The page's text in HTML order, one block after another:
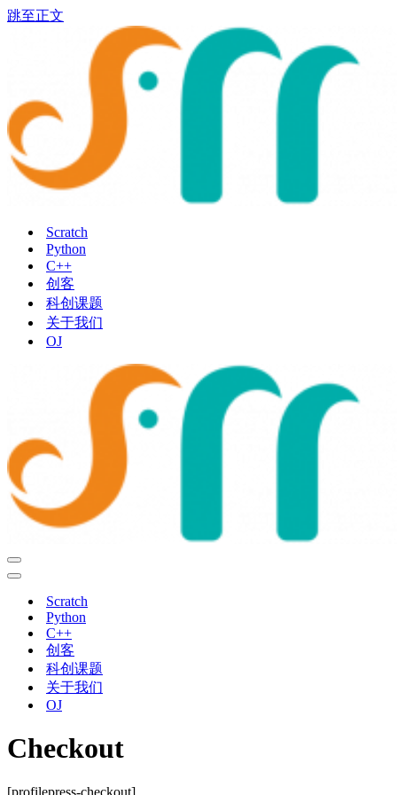
跳至正文
Scratch
Python
C++
创客
科创课题
关于我们
OJ
导
航
导
Scratch
Python
C++
创客
科创课题
关于我们
OJ
Checkout
[profilepress-checkout]